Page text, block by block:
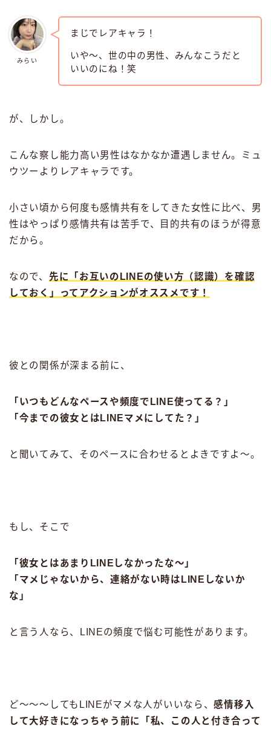
みらい
まじでレアキャラ！
いや〜、世の中の男性、みんなこうだと
いいのにね！笑
が、しかし。
こんな察し能力高い男性はなかなか遭遇しません。ミュ
ウツーよりレアキャラです。
小さい頃から何度も感情共有をしてきた女性に比べ、男
性はやっぱり感情共有は苦手で、目的共有のほうが得意
だから。
なので、 先に「お互いのLINEの使い方（認識）を確認
しておく」ってアクションがオススメ です！
彼との関係が深まる前に、
「いつもどんなペースや頻度でLINE使ってる？」
「今までの彼女とはLINEマメにしてた？」
と聞いてみて、そのペースに合わせるとよきですよ〜。
もし、そこで
「彼女とはあまりLINEしなかったな〜」
「マメじゃないから、連絡がない時はLINEしないか
な」
と言う人なら、LINEの頻度で悩む可能性があります。
ど〜〜〜してもLINEがマメな人がいいなら、感情移入
して大好きになっちゃう前に「私、この人と付き合って